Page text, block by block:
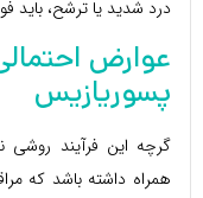
درد شدید یا ترشح، باید
عوارض
پسوریازیس
گرچه این فرآیند
همراه داشته باشد که